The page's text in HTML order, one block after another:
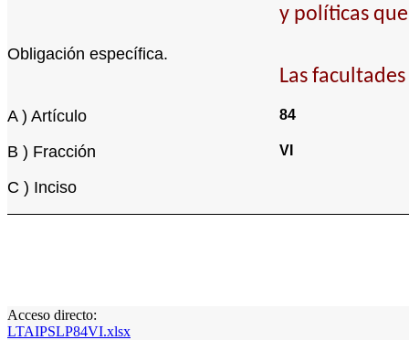
y políticas
Obligación específica.
Las
A ) Artículo 84
B ) Fracción VI
C ) Inciso
Acceso directo:
LTAIPSLP84VI.xlsx